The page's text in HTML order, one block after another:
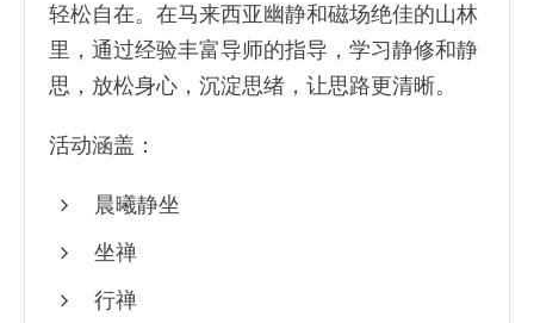
轻松自在。在马来西亚幽静和磁场绝佳的山林
里，通过经验丰富导师的指导，学习静修和静
思，放松身心，沉淀思绪，让思路更清晰。
活动涵盖：
晨曦静坐
坐禅
行禅